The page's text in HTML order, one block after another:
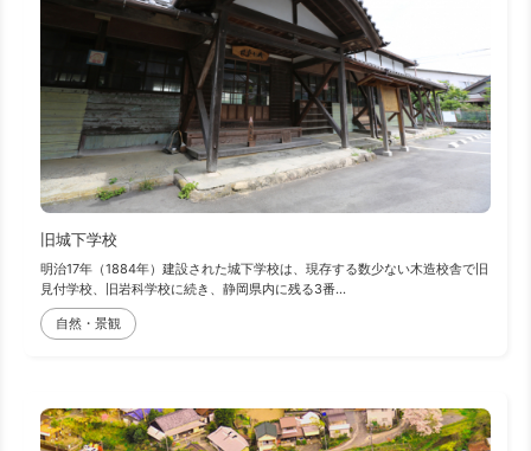
旧城下学校
明治17年（1884年）建設された城下学校は、現存する数少ない木造校舎で旧
見付学校、旧岩科学校に続き、静岡県内に残る3番...
自然・景観